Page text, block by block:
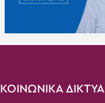
ΚΟΙΝΩΝΙΚΑ ΔΙΚΤΥΑ